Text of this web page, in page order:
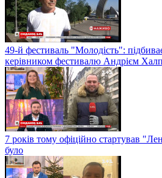
49-й фестиваль "Молодість":
керівником фестивалю Андрієм
7 років тому офіційно стартував
було